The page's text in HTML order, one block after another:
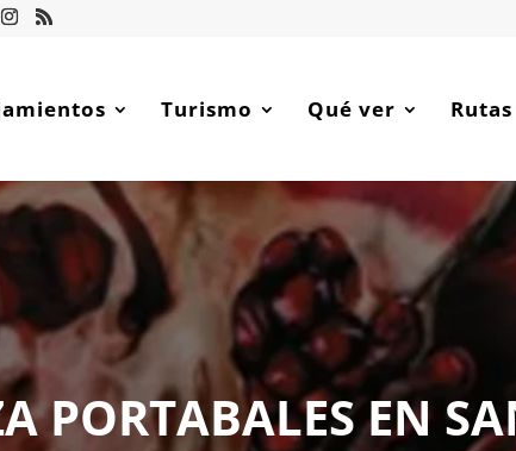
Turismo Qué ver Rutas
PORTABALES EN